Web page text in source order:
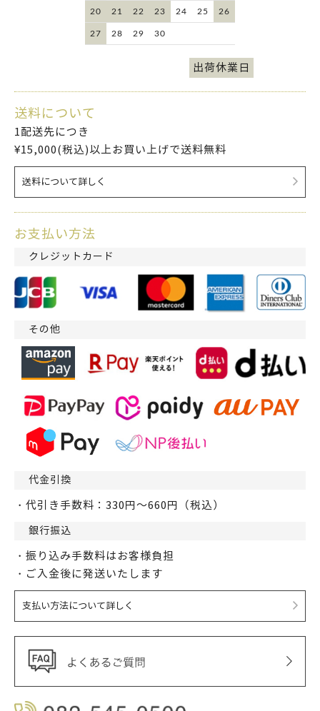
20 21 22 23 24 25 26
27 28 29 30
出荷休業日
送料について
1配送先につき
¥15,000(税込)以上お買い上げで送料無料
送料について詳しく
お支払い方法
クレジットカード
その他
代金引換
・代引き手数料：330円～660円（税込）
銀行振込
・振り込み手数料はお客様負担
・ご入金後に発送いたします
支払い方法について詳しく